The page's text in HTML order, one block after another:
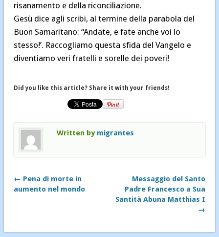
risanamento e della riconciliazione.
Gesù dice agli scribi, al termine della parabola del
Buon Samaritano: “Andate, e fate anche voi lo
stesso!’. Raccogliamo questa sfida del Vangelo e
diventiamo veri fratelli e sorelle dei poveri!
Did you like this article? Share it with your friends!
Written by migrantes
← Pena di morte in
aumento nel mondo
Messaggio del Santo
Padre Francesco a Sua
Santità Abuna Matthias I
→